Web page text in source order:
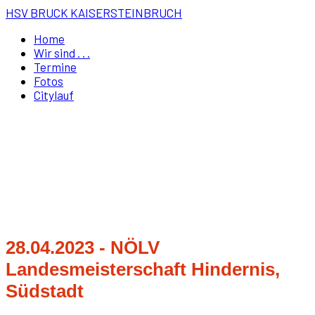
HSV BRUCK KAISERSTEINBRUCH
Home
Wir sind . . .
Termine
Fotos
Citylauf
28.04.2023 - NÖLV
Landesmeisterschaft Hindernis,
Südstadt